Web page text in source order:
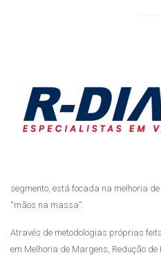
segmento, está focada na melhoria
“mãos na massa”.
Através de metodologias próprias
em Melhoria de Margens, Redução